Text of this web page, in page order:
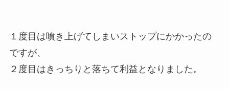
１度目は噴き上げてしまいストップにかかったの
ですが、
２度目はきっちりと落ちて利益となりました。